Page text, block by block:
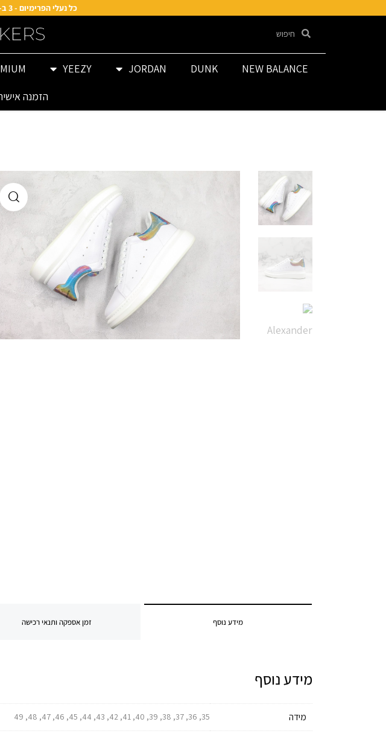
כל נעלי הפרימיום - 3 ב-2000₪ · נייק ואדידס - 3 ב-1200₪
NEW BALANCE
DUNK
JORDAN
YEEZY
הזמנה
מידע נוסף זמן אספקה ותנאי רכישה
מידע נוסף
מידה 35, 36, 37, 38, 39, 40, 41, 42, 43, 44, 45, 46, 47, 48, 49